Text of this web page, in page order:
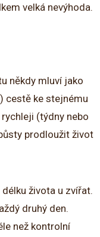
velká nevýhoda.
někdy mluví jako
cestě ke stejnému
(týdny nebo
prodloužit život
délku života u zvířat.
druhý den.
než kontrolní